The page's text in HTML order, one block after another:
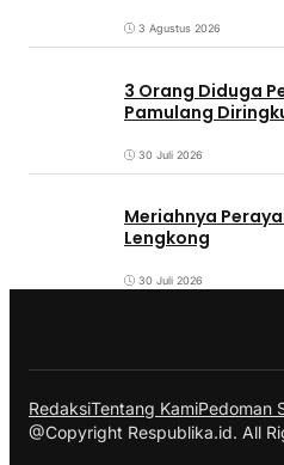
3 Agustus 2026
3 Orang Diduga
Pamulang
30 Juli 2026
Meriahnya
Lengkong
30 Juli 2026
RedaksiTentang KamiPedoman
@Copyright Respublika.id. All